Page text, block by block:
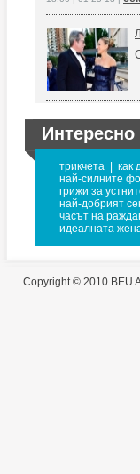
Интересно
трикчета как
най-силните
грижи за
най-добрият
часът на
идеалната
Copyright © 2010 BEU